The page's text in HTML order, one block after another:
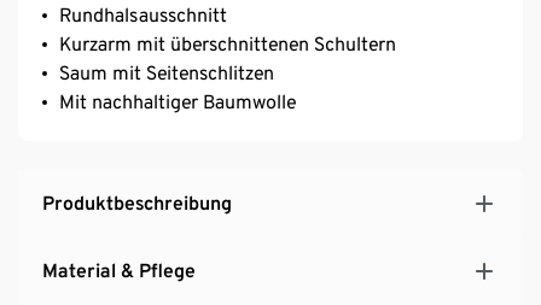
Rundhalsausschnitt
Kurzarm mit überschnittenen Schultern
Saum mit Seitenschlitzen
Mit nachhaltiger Baumwolle
Produktbeschreibung
Material & Pflege